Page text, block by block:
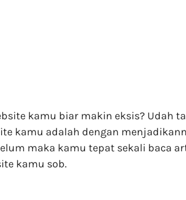
kamu biar makin eksis? Udah
kamu adalah dengan
maka kamu tepat sekali baca
kamu sob.